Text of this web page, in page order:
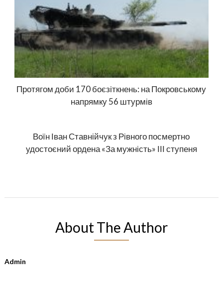
Протягом доби 170 боєзіткнень: на Покровському
напрямку 56 штурмів
Воїн Іван Ставнійчук з Рівного посмертно
удостоєний ордена «За мужність» ІІІ ступеня
About The Author
Admin